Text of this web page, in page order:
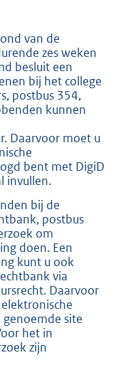
van de
zes weken
besluit een
bij het college
postbus 354,
kunnen
Daarvoor moet u
bent met DigiD
invullen.
bij de
postbus
om
doen. Een
kunt u ook
via
Daarvoor
site
het in
zijn